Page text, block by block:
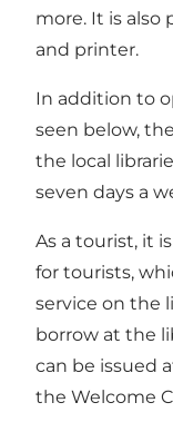
more. It is also
and printer.
In addition to
seen below,
the local
seven days a
As a tourist, it
for tourists,
service on the
borrow at the
can be issued
the Welcome